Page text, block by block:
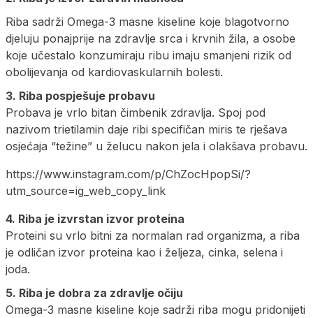
Riba sadrži Omega-3 masne kiseline koje blagotvorno
djeluju ponajprije na zdravlje srca i krvnih žila, a osobe
koje učestalo konzumiraju ribu imaju smanjeni rizik od
obolijevanja od kardiovaskularnih bolesti.
3. Riba pospješuje probavu
Probava je vrlo bitan čimbenik zdravlja. Spoj pod
nazivom trietilamin daje ribi specifičan miris te rješava
osjećaja “težine” u želucu nakon jela i olakšava probavu.
https://www.instagram.com/p/ChZocHpopSi/?
utm_source=ig_web_copy_link
4. Riba je izvrstan izvor proteina
Proteini su vrlo bitni za normalan rad organizma, a riba
je odličan izvor proteina kao i željeza, cinka, selena i
joda.
5. Riba je dobra za zdravlje očiju
Omega-3 masne kiseline koje sadrži riba mogu pridonijeti